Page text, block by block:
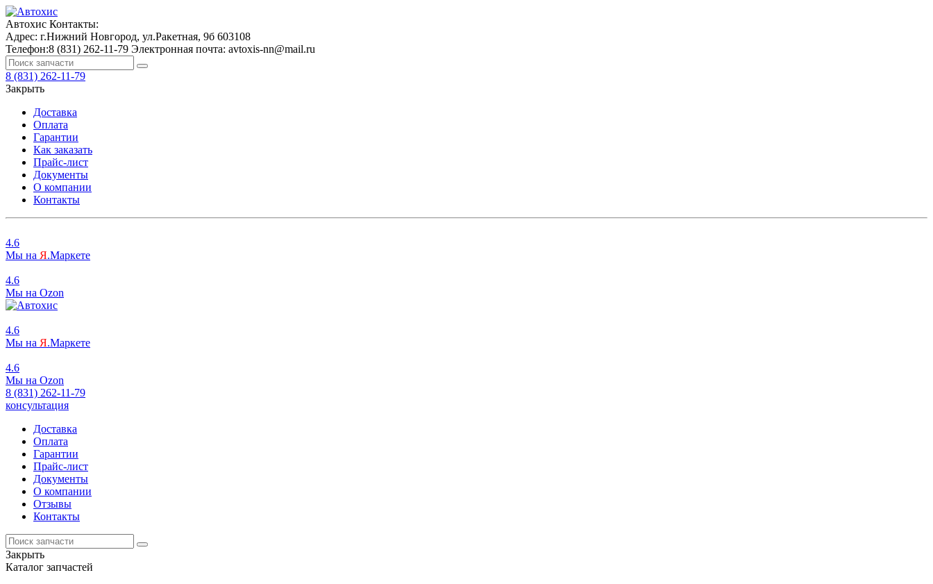
Автохис Контакты:
Адрес: г.Нижний Новгород, ул.Ракетная, 9б 603108
Телефон:8 (831) 262-11-79 Электронная почта: avtoxis-nn@mail.ru
8 (831) 262-11-79
Закрыть
Доставка
Оплата
Гарантии
Как заказать
Прайс-лист
Документы
О компании
Контакты
4.6
Мы на Я.Маркете
4.6
Мы на Ozon
4.6
Мы на Я.Маркете
4.6
Мы на Ozon
8 (831) 262-11-79
консультация
Доставка
Оплата
Гарантии
Прайс-лист
Документы
О компании
Отзывы
Контакты
Закрыть
Каталог запчастей